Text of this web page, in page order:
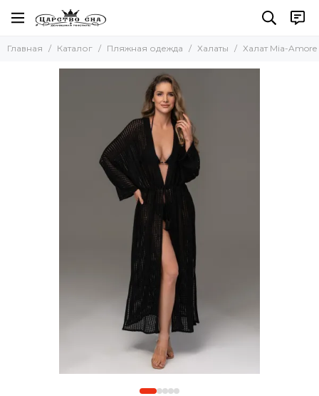
Пляжная одежда
Комплект с брюками
Главная Каталог Пляжная одежда Халаты Халат Mia-Amore